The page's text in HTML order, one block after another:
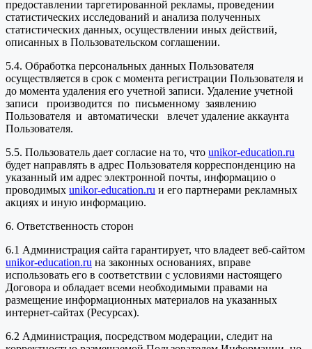
предоставлении таргетированной рекламы, проведении
статистических исследований и анализа полученных
статистических данных, осуществлении иных действий,
описанных в Пользовательском соглашении.
5.4. Обработка персональных данных Пользователя
осуществляется в срок с момента регистрации Пользователя и
до момента удаления его учетной записи. Удаление учетной
записи производится по письменному заявлению
Пользователя и автоматически влечет удаление аккаунта
Пользователя.
5.5. Пользователь дает согласие на то, что unikor-education.ru
будет направлять в адрес Пользователя корреспонденцию на
указанный им адрес электронной почты, информацию о
проводимых unikor-education.ru и его партнерами рекламных
акциях и иную информацию.
6. Ответственность сторон
6.1 Администрация сайта гарантирует, что владеет веб-сайтом
unikor-education.ru на законных основаниях, вправе
использовать его в соответствии с условиями настоящего
Договора и обладает всеми необходимыми правами на
размещение информационных материалов на указанных
интернет-сайтах (Ресурсах).
6.2 Администрация, посредством модерации, следит на